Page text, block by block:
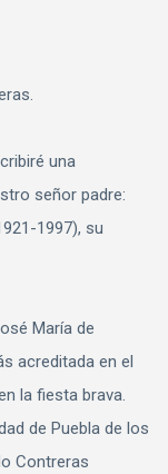
una
señor padre:
1997), su
María de
acreditada en el
la fiesta brava.
de Puebla de los
Contreras